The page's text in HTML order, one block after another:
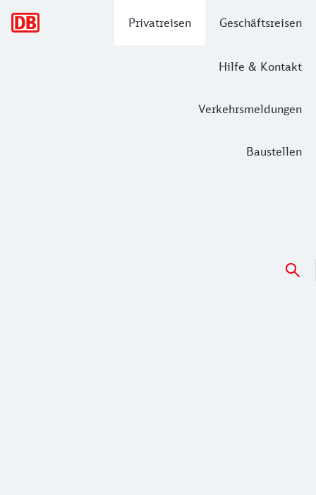
Privatreisen Geschäftsreisen
Hilfe & Kontakt
Verkehrsmeldungen
Baustellen